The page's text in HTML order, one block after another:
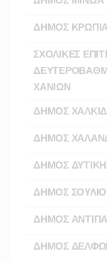
ΔΗΜΟΣ
ΣΧΟΛΙΚΕΣ
ΧΑΝΙΩΝ
ΔΗΜΟΣ
ΔΗΜΟΣ
ΔΗΜΟΣ
ΔΗΜΟΣ
ΔΗΜΟΣ
ΔΗΜΟΣ